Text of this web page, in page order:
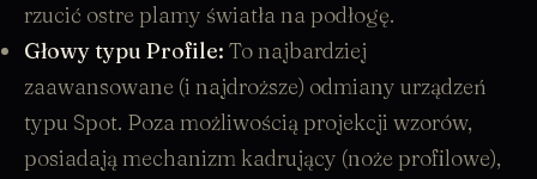
rzucić ostre plamy światła na podłogę.
Głowy typu Profile: To najbardziej
zaawansowane (i najdroższe) odmiany urządzeń
typu Spot. Poza możliwością projekcji wzorów,
posiadają mechanizm kadrujący (noże profilowe),